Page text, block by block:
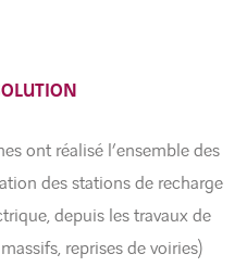
ont réalisé l’ensemble des
des stations de recharge
depuis les travaux de
reprises de voiries)